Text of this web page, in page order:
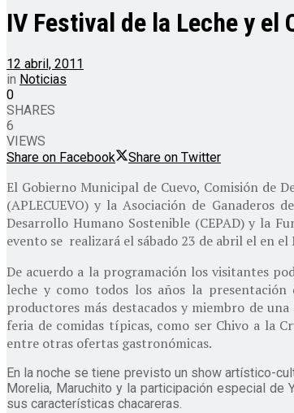
IV Festival de la Leche y el
12 abril, 2011
in Noticias
0
SHARES
6
VIEWS
Share on Facebook
Share on Twitter
El Gobierno Municipal de Cuevo, Comisión de
(APLECUEVO) y la Asociación de Ganaderos
Desarrollo Humano Sostenible (CEPAD) y la
evento se realizará el sábado 23 de abril el en el
De acuerdo a la programación los visitantes
leche y como todos los años la
productores más destacados y miembro de
feria de comidas típicas, como ser Chivo a la
entre otras ofertas gastronómicas.
En la noche se tiene previsto un show artístico-
Morelia, Maruchito y la participación especial
sus características chacareras.